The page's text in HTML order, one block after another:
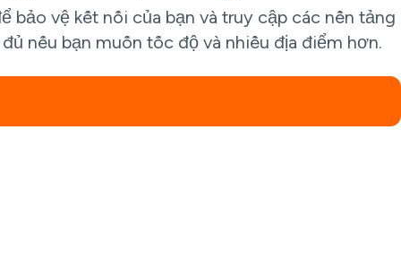
bảo vệ kết nối của bạn và truy cập các nền tảng
nếu bạn muốn tốc độ và nhiều địa điểm hơn.